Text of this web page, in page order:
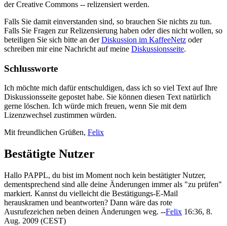
der Creative Commons -- relizensiert werden.
Falls Sie damit einverstanden sind, so brauchen Sie nichts zu tun.
Falls Sie Fragen zur Relizensierung haben oder dies nicht wollen, so
beteiligen Sie sich bitte an derDiskussion im KaffeeNetz oder
schreiben mir eine Nachricht auf meine Diskussionsseite.
Schlussworte
Ich möchte mich dafür entschuldigen, dass ich so viel Text auf Ihre
Diskussionsseite gepostet habe. Sie können diesen Text natürlich
gerne löschen. Ich würde mich freuen, wenn Sie mit dem
Lizenzwechsel zustimmen würden.
Mit freundlichen Grüßen, Felix
Bestätigte Nutzer
Hallo PAPPL, du bist im Moment noch kein bestätigter Nutzer,
dementsprechend sind alle deine Änderungen immer als "zu prüfen"
markiert. Kannst du vielleicht die Bestätigungs-E-Mail
herauskramen und beantworten? Dann wäre das rote
Ausrufezeichen neben deinen Änderungen weg. --Felix 16:36, 8.
Aug. 2009 (CEST)